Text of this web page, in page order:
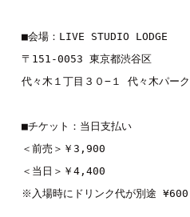
■会場：LIVE STUDIO LODGE
〒151-0053 東京都渋谷区
代々木１丁目３０−１ 代々木パー
■チケット：当日支払い
＜前売＞￥3,900
＜当日＞￥4,400
※入場時にドリンク代が別途 ¥600